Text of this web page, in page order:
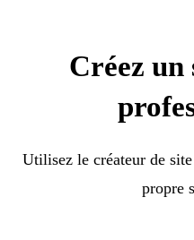
Créez un
Utilisez le créateur de
propre